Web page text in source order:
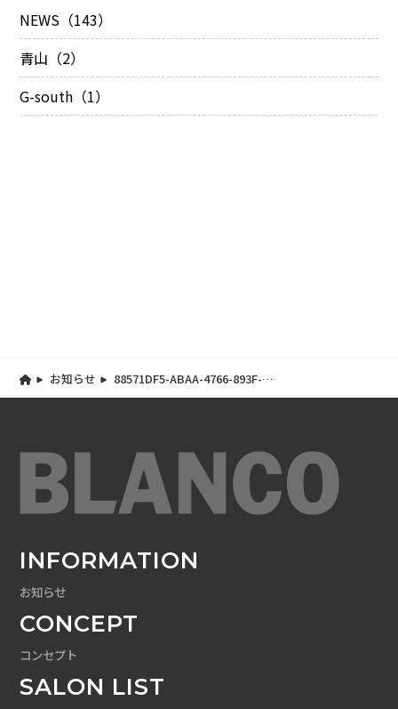
NEWS（143）
青山（2）
G-south（1）
お知らせ
88571DF5-ABAA-4766-893F-
A713D0982FA6
INFORMATION
お知らせ
CONCEPT
コンセプト
SALON LIST